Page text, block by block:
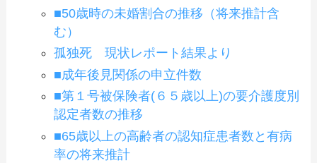
■50歳時の未婚割合の推移（将来推計含
む）
孤独死 現状レポート結果より
■成年後見関係の申立件数
■第１号被保険者(６５歳以上)の要介護度別
認定者数の推移
■65歳以上の高齢者の認知症患者数と有病
率の将来推計